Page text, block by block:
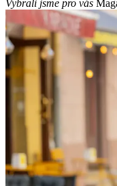
Vybrali jsme pro vás